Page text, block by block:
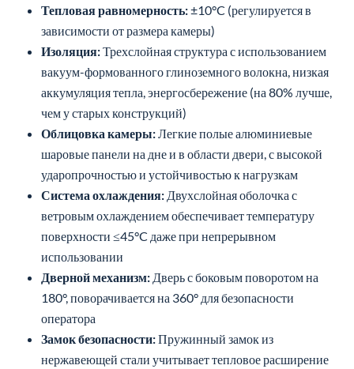
Тепловая равномерность:±10°C (регулируется в
зависимости от размера камеры)
Изоляция:Трехслойная структура с использованием
вакуум-формованного глиноземного волокна, низкая
аккумуляция тепла, энергосбережение (на 80% лучше,
чем у старых конструкций)
Облицовка камеры:Легкие полые алюминиевые
шаровые панели на дне и в области двери, с высокой
ударопрочностью и устойчивостью к нагрузкам
Система охлаждения: Двухслойная оболочка с
ветровым охлаждением обеспечивает температуру
поверхности ≤45°C даже при непрерывном
использовании
Дверной механизм: Дверь с боковым поворотом на
180°, поворачивается на 360° для безопасности
оператора
Замок безопасности:Пружинный замок из
нержавеющей стали учитывает тепловое расширение